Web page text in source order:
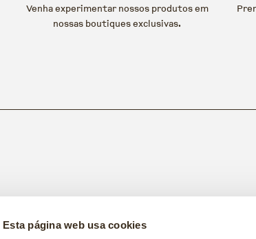
Esta página web usa cookies
Venha experimentar nossos produtos em
nossas boutiques exclusivas.